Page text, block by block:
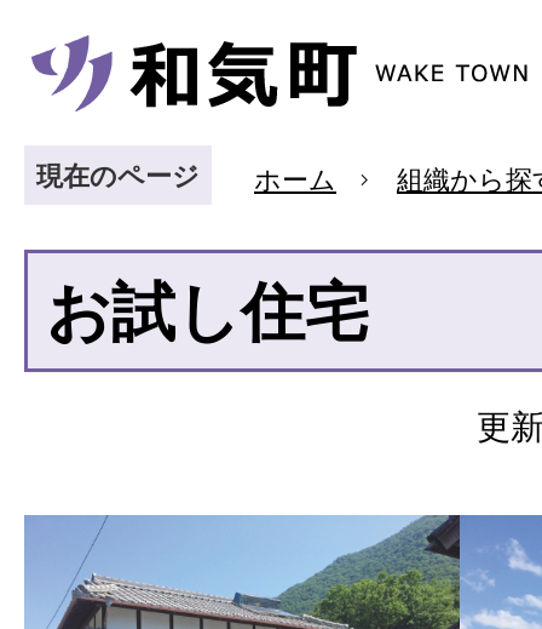
現在のページ ホーム 組織から探
お試し住宅
更